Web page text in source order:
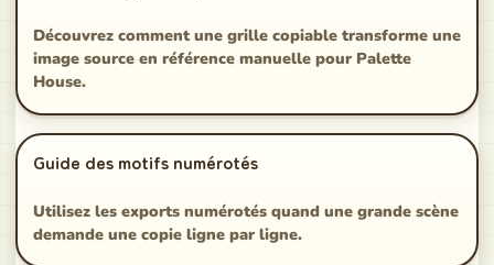
Découvrez comment une grille copiable transforme une
image source en référence manuelle pour Palette
House.
Guide des motifs numérotés
Utilisez les exports numérotés quand une grande scène
demande une copie ligne par ligne.